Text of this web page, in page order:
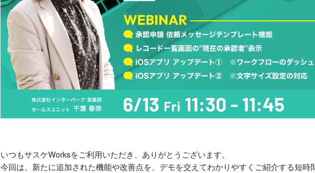
いつもサスケWorksをご利用いただき、ありがとうございます。
今回は、新たに追加された機能や改善点を、デモを交えてわかりやすくご紹介する短時